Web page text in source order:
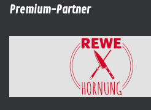
Premium-Partner